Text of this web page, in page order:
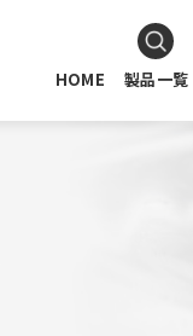
HOME 製品一覧